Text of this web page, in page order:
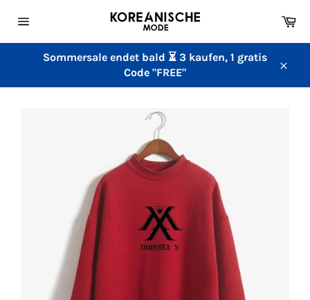
zum
Sommersale endet bald ⏳ 3 kaufen, 1 gratis
Code "FREE"